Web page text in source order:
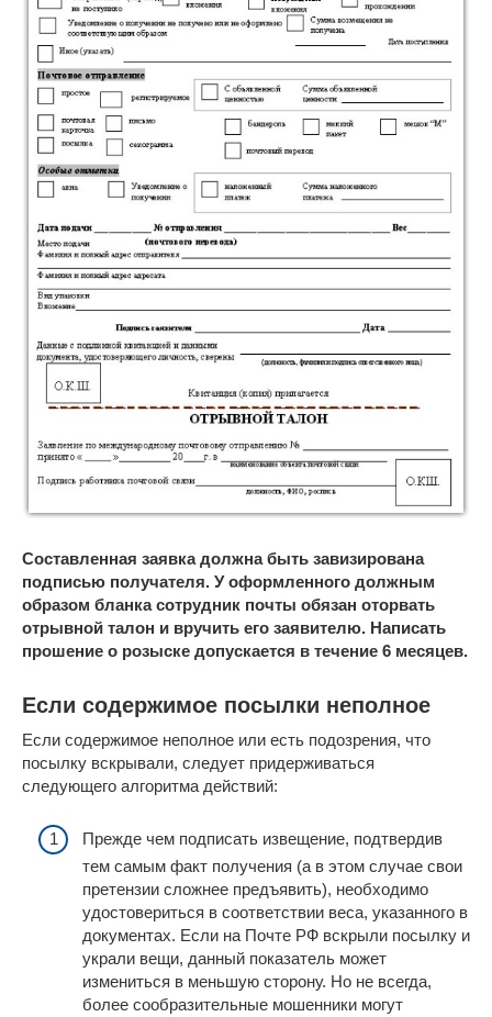
Составленная заявка должна быть завизирована
подписью получателя. У оформленного должным
образом бланка сотрудник почты обязан оторвать
отрывной талон и вручить его заявителю. Написать
прошение о розыске допускается в течение 6 месяцев.
Если содержимое посылки неполное
Если содержимое неполное или есть подозрения, что
посылку вскрывали, следует придерживаться
следующего алгоритма действий:
Прежде чем подписать извещение, подтвердив
тем самым факт получения (а в этом случае свои
претензии сложнее предъявить), необходимо
удостовериться в соответствии веса, указанного в
документах. Если на Почте РФ вскрыли посылку и
украли вещи, данный показатель может
измениться в меньшую сторону. Но не всегда,
более сообразительные мошенники могут